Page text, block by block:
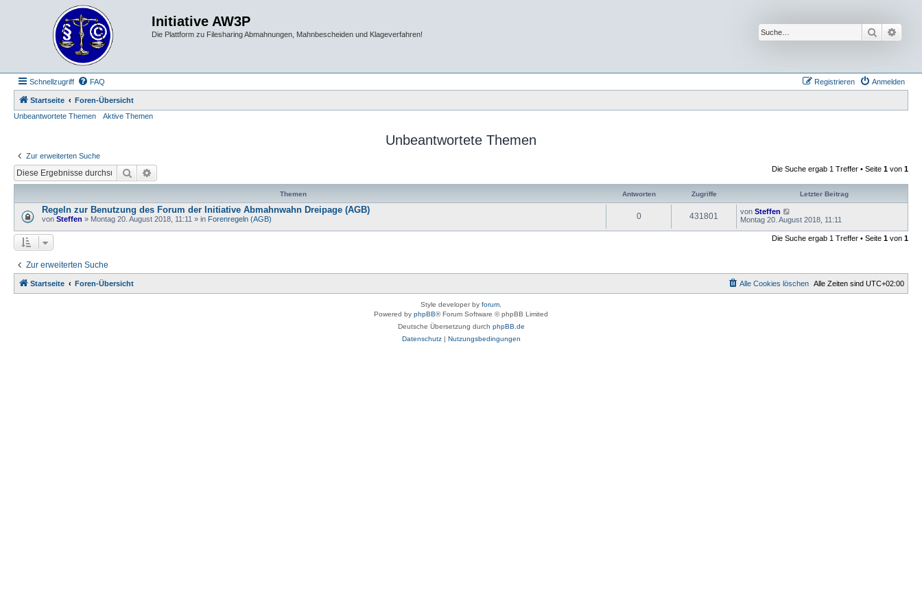
Initiative AW3P
Die Plattform zu Filesharing Abmahnungen, Mahnbescheiden und Klageverfahren! Suche
Schnellzugriff FAQ Anmelden
Registrieren
Startseite
Foren-Übersicht
Unbeantwortete Themen
Aktive Themen
Unbeantwortete Themen
Zur erweiterten Suche
Suche Die Suche ergab 1 Treffer • Seite 1 von 1
Themen Antworten Zugriffe Letzter Beitrag
Regeln zur Benutzung des Forum der Initiative Abmahnwahn Dreipage (AGB)
von Steffen » Montag 20. August 2018, 11:11 » in Forenregeln (AGB) 0 431801 von Steffen
Montag 20. August 2018, 11:11
Die Suche ergab 1 Treffer • Seite 1 von 1
Zur erweiterten Suche
Startseite Foren-Übersicht Alle Zeiten sind UTC+02:00
Alle Cookies löschen
Style developer by forum
Powered by phpBB® Forum Software © phpBB Limited
Deutsche Übersetzung durch phpBB.de
Datenschutz| Nutzungsbedingungen